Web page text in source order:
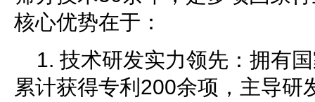
核心优势在于：
1. 技术研发实力领先：拥有
累计获得专利200余项，主导研